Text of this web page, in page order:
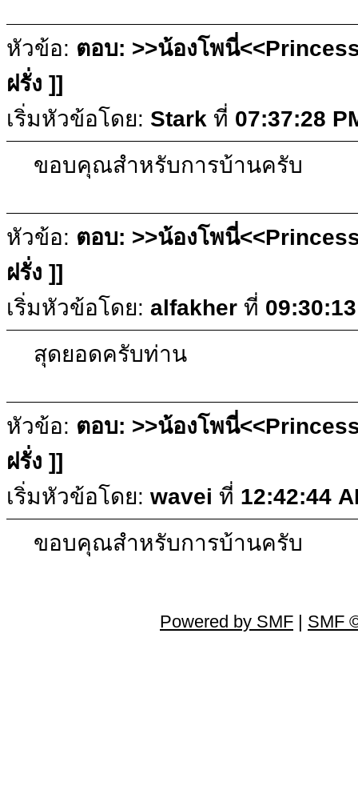
หัวข้อ: ตอบ: >>น้องโพนี่
ฝรั่ง ]]
เริ่มหัวข้อโดย: Stark ที่ 07:37:28
ขอบคุณสำหรับการบ้านครับ
หัวข้อ: ตอบ: >>น้องโพนี่
ฝรั่ง ]]
เริ่มหัวข้อโดย: alfakher ที่
สุดยอดครับท่าน
หัวข้อ: ตอบ: >>น้องโพนี่
ฝรั่ง ]]
เริ่มหัวข้อโดย: wavei ที่ 12:42:44
ขอบคุณสำหรับการบ้านครับ
Powered by SMF | SMF